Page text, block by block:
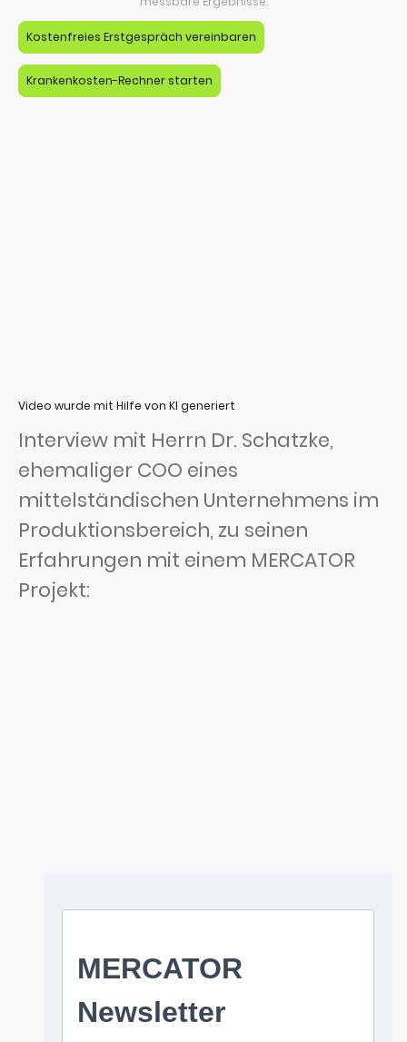
Kostenfreies Erstgespräch vereinbaren
Krankenkosten-Rechner starten
Video wurde mit Hilfe von KI generiert
Interview mit Herrn Dr. Schatzke,
ehemaliger COO eines
mittelständischen Unternehmens im
Produktionsbereich, zu seinen
Erfahrungen mit einem MERCATOR
Projekt: